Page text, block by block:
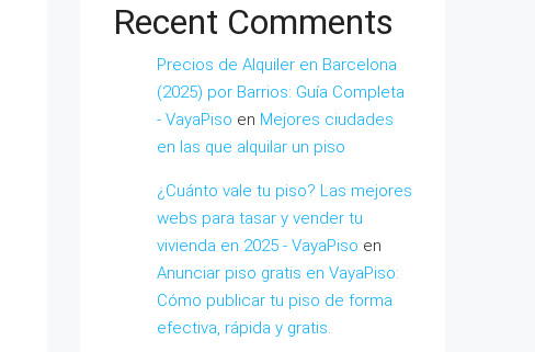
Recent Comments
Precios de Alquiler en Barcelona
(2025) por Barrios: Guía Completa
- VayaPiso en Mejores ciudades
en las que alquilar un piso
¿Cuánto vale tu piso? Las mejores
webs para tasar y vender tu
vivienda en 2025 - VayaPiso en
Anunciar piso gratis en VayaPiso:
Cómo publicar tu piso de forma
efectiva, rápida y gratis.